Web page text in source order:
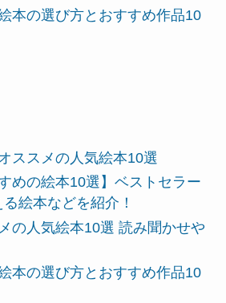
本の選び方とおすすめ作品10
ススメの人気絵本10選
めの絵本10選】ベストセラー
絵本などを紹介！
の人気絵本10選 読み聞かせや
本の選び方とおすすめ作品10